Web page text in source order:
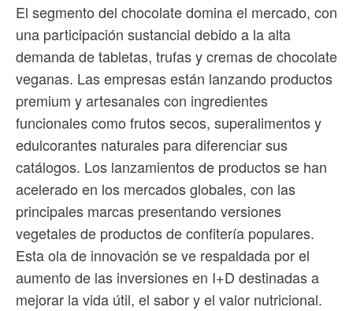
El segmento del chocolate domina el mercado, con
una participación sustancial debido a la alta
demanda de tabletas, trufas y cremas de chocolate
veganas. Las empresas están lanzando productos
premium y artesanales con ingredientes
funcionales como frutos secos, superalimentos y
edulcorantes naturales para diferenciar sus
catálogos. Los lanzamientos de productos se han
acelerado en los mercados globales, con las
principales marcas presentando versiones
vegetales de productos de confitería populares.
Esta ola de innovación se ve respaldada por el
aumento de las inversiones en I+D destinadas a
mejorar la vida útil, el sabor y el valor nutricional.